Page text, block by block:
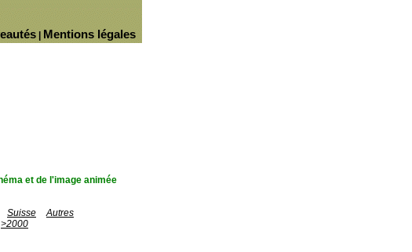
Mentions légales
et de l'image animée
Suisse
Autres
>2000